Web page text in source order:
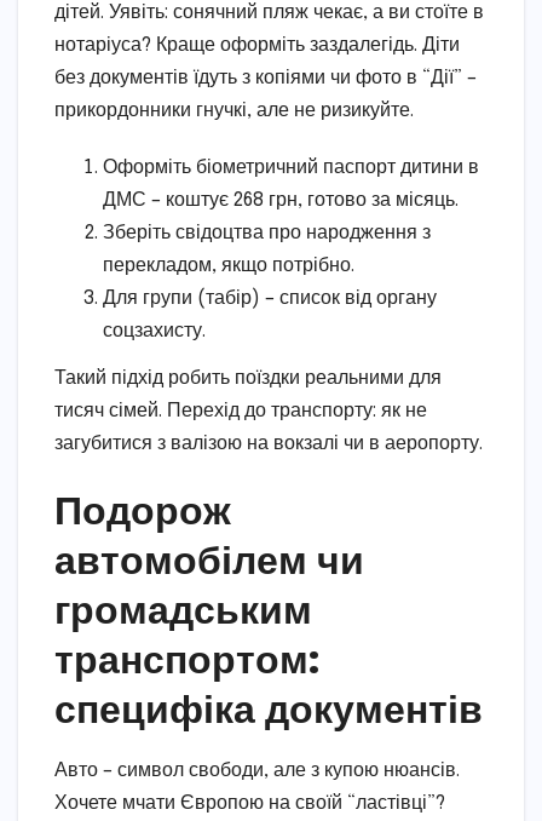
дітей. Уявіть: сонячний пляж чекає, а ви стоїте в
нотаріуса? Краще оформіть заздалегідь. Діти
без документів їдуть з копіями чи фото в “Дії” –
прикордонники гнучкі, але не ризикуйте.
Оформіть біометричний паспорт дитини в
ДМС – коштує 268 грн, готово за місяць.
Зберіть свідоцтва про народження з
перекладом, якщо потрібно.
Для групи (табір) – список від органу
соцзахисту.
Такий підхід робить поїздки реальними для
тисяч сімей. Перехід до транспорту: як не
загубитися з валізою на вокзалі чи в аеропорту.
Подорож
автомобілем чи
громадським
транспортом:
специфіка документів
Авто – символ свободи, але з купою нюансів.
Хочете мчати Європою на своїй “ластівці”?